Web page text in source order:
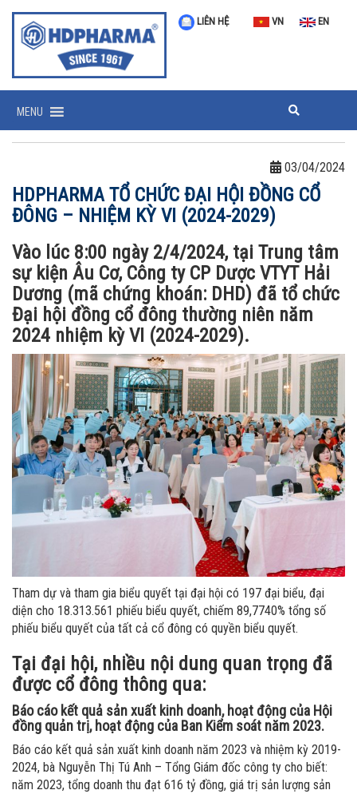
LIÊN HỆ VN EN
MENU
03/04/2024
HDPHARMA TỔ CHỨC ĐẠI HỘI ĐỒNG CỔ
ĐÔNG – NHIỆM KỲ VI (2024-2029)
Vào lúc 8:00 ngày 2/4/2024, tại Trung tâm
sự kiện Âu Cơ, Công ty CP Dược VTYT Hải
Dương (mã chứng khoán: DHD) đã tổ chức
Đại hội đồng cổ đông thường niên năm
2024 nhiệm kỳ VI (2024-2029).
Tham dự và tham gia biểu quyết tại đại hội có 197 đại biểu, đại
diện cho 18.313.561 phiếu biểu quyết, chiếm 89,7740% tổng số
phiếu biểu quyết của tất cả cổ đông có quyền biểu quyết.
Tại đại hội, nhiều nội dung quan trọng đã
được cổ đông thông qua:
Báo cáo kết quả sản xuất kinh doanh, hoạt động của Hội
đồng quản trị, hoạt động của Ban Kiểm soát năm 2023.
Báo cáo kết quả sản xuất kinh doanh năm 2023 và nhiệm kỳ 2019-
2024, bà Nguyễn Thị Tú Anh – Tổng Giám đốc công ty cho biết:
năm 2023, tổng doanh thu đạt 616 tỷ đồng, giá trị sản lượng sản